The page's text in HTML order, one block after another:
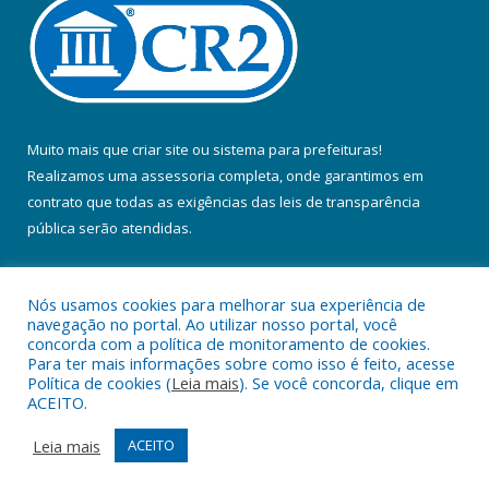
Muito mais que criar site ou sistema para prefeituras!
Realizamos uma assessoria completa, onde garantimos em
contrato que todas as exigências das leis de transparência
pública serão atendidas.
Todos os direitos reservados a Prefeitura Municipal de Colares.
Mapa do Site
Acessar Área Administrativa
Acessar Webmail
Nós usamos cookies para melhorar sua experiência de
navegação no portal. Ao utilizar nosso portal, você
concorda com a política de monitoramento de cookies.
Para ter mais informações sobre como isso é feito, acesse
Política de cookies (Leia mais). Se você concorda, clique em
ACEITO.
Leia mais
ACEITO